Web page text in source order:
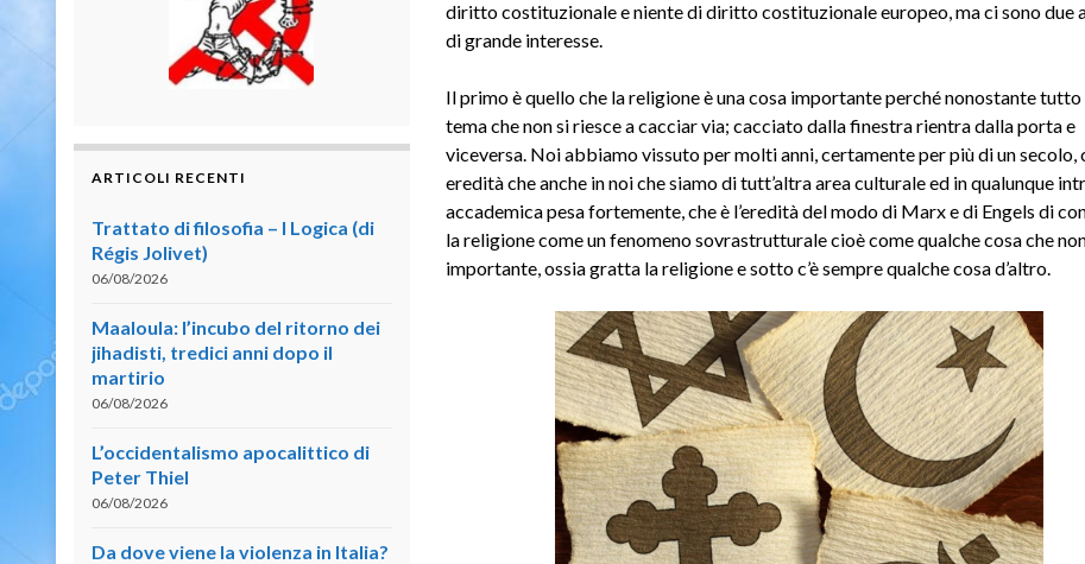
diritto costituzionale e niente di diritto costituzionale europeo, ma ci sono due
di grande interesse.
Il primo è quello che la religione è una cosa importante perché nonostante tutto
tema che non si riesce a cacciar via; cacciato dalla finestra rientra dalla porta e
viceversa. Noi abbiamo vissuto per molti anni, certamente per più di un secolo,
eredità che anche in noi che siamo di tutt’altra area culturale ed in qualunque
accademica pesa fortemente, che è l’eredità del modo di Marx e di Engels di
la religione come un fenomeno sovrastrutturale cioè come qualche cosa che
importante, ossia gratta la religione e sotto c’è sempre qualche cosa d’altro.
ARTICOLI RECENTI
Trattato di filosofia – I Logica (di
Régis Jolivet)
06/08/2026
Maaloula: l’incubo del ritorno dei
jihadisti, tredici anni dopo il
martirio
06/08/2026
L’occidentalismo apocalittico di
Peter Thiel
06/08/2026
Da dove viene la violenza in Italia?